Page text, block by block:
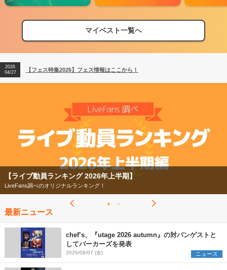
マイベスト一覧へ
【フェス特集2026】フェス情報はここから！
【ライブ動員ランキング】2026年上半期編発表！
2026
04/27
【フェス特集2026】フェス情報はここから！
2026
【フェス特集2026】
今年もフェスの季節がやってきた！
最新ニュース
chef’s、『utage 2026 autumn』の対バンゲストと
してパーカーズを発表
2026/08/07 (金) ニュース